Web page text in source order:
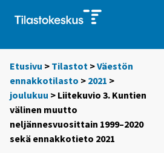
Etusivu > Tilastot >Väestön
ennakkotilasto > 2021 >
joulukuu > Liitekuvio 3. Kuntien
välinen muutto
neljännesvuosittain 1999–2020
sekä ennakkotieto 2021